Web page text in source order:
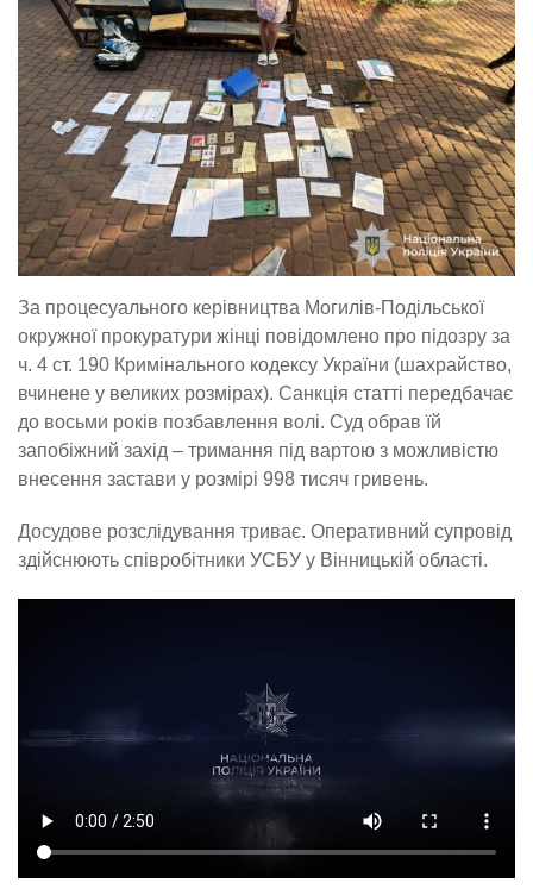
За процесуального керівництва Могилів-Подільської
окружної прокуратури жінці повідомлено про підозру за
ч. 4 ст. 190 Кримінального кодексу України (шахрайство,
вчинене у великих розмірах). Санкція статті передбачає
до восьми років позбавлення волі. Суд обрав їй
запобіжний захід – тримання під вартою з можливістю
внесення застави у розмірі 998 тисяч гривень.
Досудове розслідування триває. Оперативний супровід
здійснюють співробітники УСБУ у Вінницькій області.